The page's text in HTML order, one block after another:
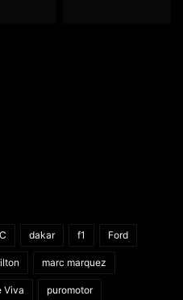
dakar f1 Ford
marc marquez
Viva puromotor